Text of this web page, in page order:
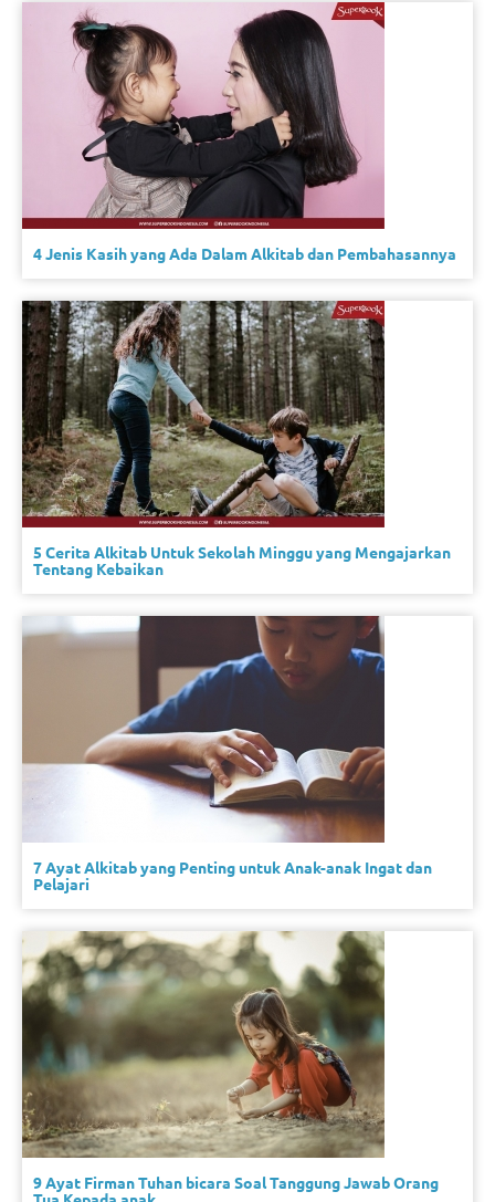
4 Jenis Kasih yang Ada Dalam Alkitab dan Pembahasannya
5 Cerita Alkitab Untuk Sekolah Minggu yang Mengajarkan
Tentang Kebaikan
7 Ayat Alkitab yang Penting untuk Anak-anak Ingat dan
Pelajari
9 Ayat Firman Tuhan bicara Soal Tanggung Jawab Orang